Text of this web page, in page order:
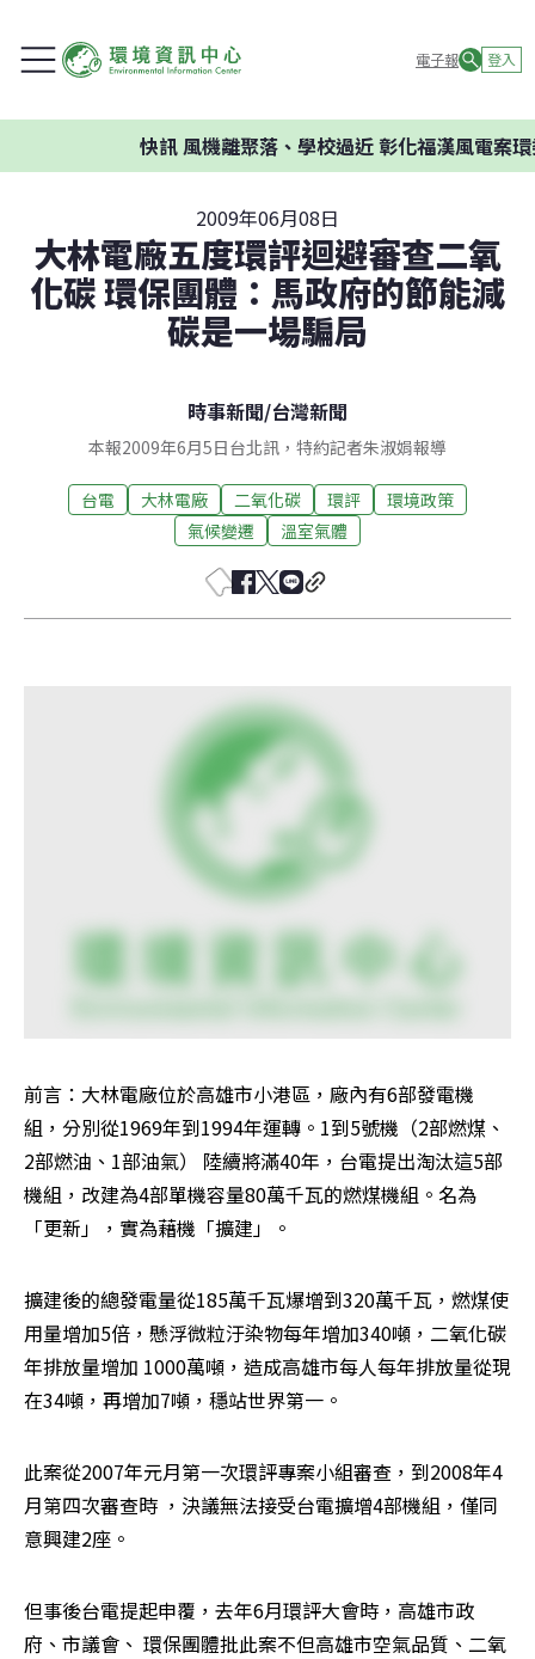
電子報 登入
風機離聚落、學校過近 彰化福漢風電案環委建議
2009年06月08日
大林電廠五度環評迴避審查二氧
化碳 環保團體：馬政府的節能減
碳是一場騙局
時事新聞/台灣新聞
本報2009年6月5日台北訊，特約記者朱淑娟報導
台電 大林電廠 二氧化碳 環評
環境政策
氣候變遷
溫室氣體
前言：大林電廠位於高雄市小港區，廠內有6部發電機
組，分別從1969年到1994年運轉。1到5號機（2部燃煤、
2部燃油、1部油氣） 陸續將滿40年，台電提出淘汰這5部
機組，改建為4部單機容量80萬千瓦的燃煤機組。名為
「更新」，實為藉機「擴建」。
擴建後的總發電量從185萬千瓦爆增到320萬千瓦，燃煤使
用量增加5倍，懸浮微粒汙染物每年增加340噸，二氧化碳
年排放量增加 1000萬噸，造成高雄市每人每年排放量從現
在34噸，再增加7噸，穩站世界第一。
此案從2007年元月第一次環評專案小組審查，到2008年4
月第四次審查時 ，決議無法接受台電擴增4部機組，僅同
意興建2座。
但事後台電提起申覆，去年6月環評大會時，高雄市政
府、市議會、 環保團體批此案不但高雄市空氣品質、二氧